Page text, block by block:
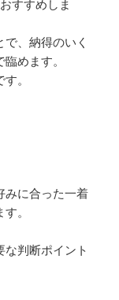
すすめしま
、納得のいく
めます。
。
みに合った一着
。
な判断ポイント